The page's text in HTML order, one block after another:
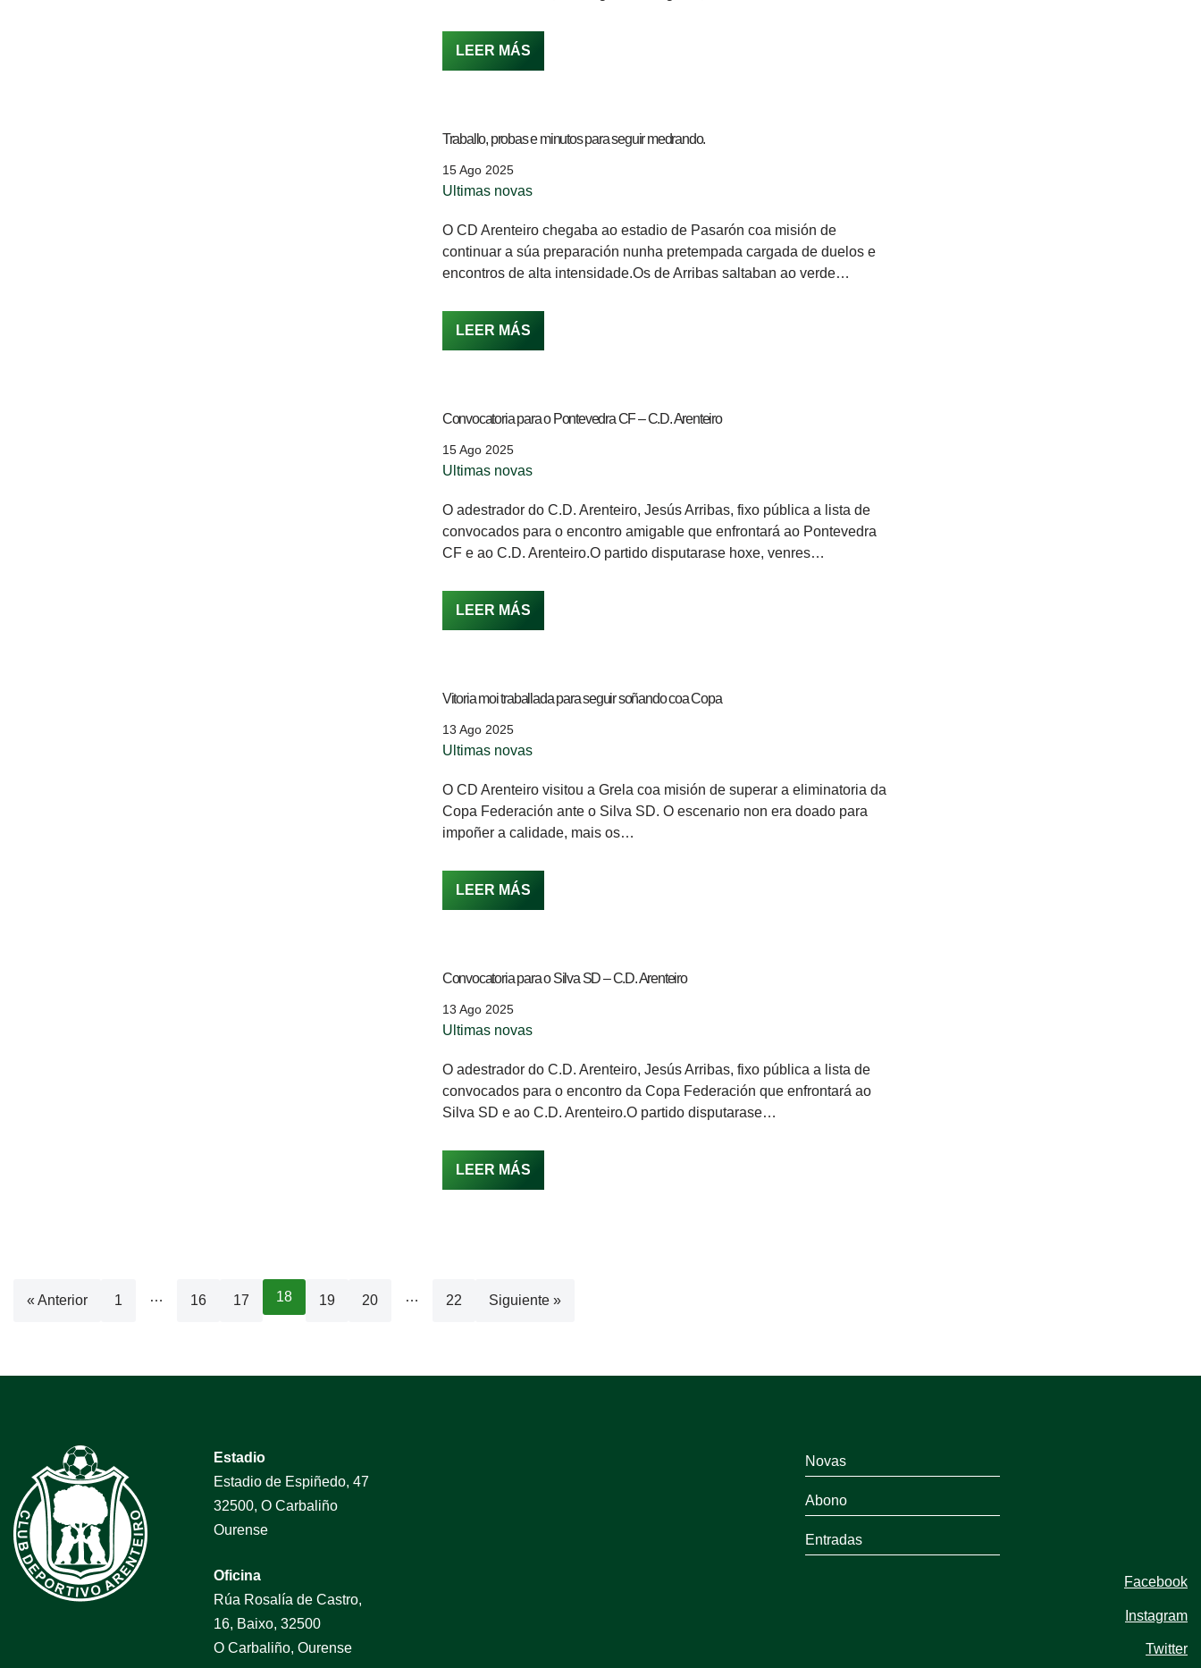
LEER MÁS
Traballo, probas e minutos para seguir medrando.
15 Ago 2025
Ultimas novas
O CD Arenteiro chegaba ao estadio de Pasarón coa misión de
continuar a súa preparación nunha pretempada cargada de duelos e
encontros de alta intensidade.Os de Arribas saltaban ao verde…
LEER MÁS
Convocatoria para o Pontevedra CF – C.D. Arenteiro
15 Ago 2025
Ultimas novas
O adestrador do C.D. Arenteiro, Jesús Arribas, fixo pública a lista de
convocados para o encontro amigable que enfrontará ao Pontevedra
CF e ao C.D. Arenteiro.O partido disputarase hoxe, venres…
LEER MÁS
Vitoria moi traballada para seguir soñando coa Copa
13 Ago 2025
Ultimas novas
O CD Arenteiro visitou a Grela coa misión de superar a eliminatoria da
Copa Federación ante o Silva SD. O escenario non era doado para
impoñer a calidade, mais os…
LEER MÁS
Convocatoria para o Silva SD – C.D. Arenteiro
13 Ago 2025
Ultimas novas
O adestrador do C.D. Arenteiro, Jesús Arribas, fixo pública a lista de
convocados para o encontro da Copa Federación que enfrontará ao
Silva SD e ao C.D. Arenteiro.O partido disputarase…
LEER MÁS
« Anterior 1 … 16 17 18 19 20 … 22 Siguiente »
Estadio
Estadio de Espiñedo, 47
32500, O Carbaliño
Ourense
Oficina
Rúa Rosalía de Castro,
16, Baixo, 32500
O Carbaliño, Ourense
Novas
Abono
Entradas
Facebook
Instagram
Twitter